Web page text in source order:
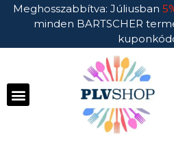
Meghosszabbítva: Júliusban
minden BARTSCHER